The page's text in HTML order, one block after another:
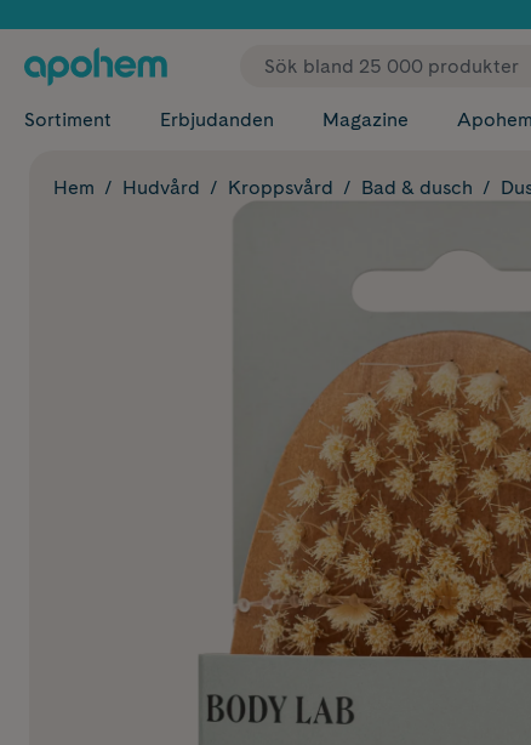
✓
Sortiment Erbjudanden Magazine
Hem Hudvård Kroppsvård Bad & dusch